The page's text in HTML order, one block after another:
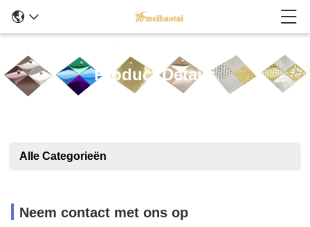
Product Details
Alle Categorieën
Neem contact met ons op